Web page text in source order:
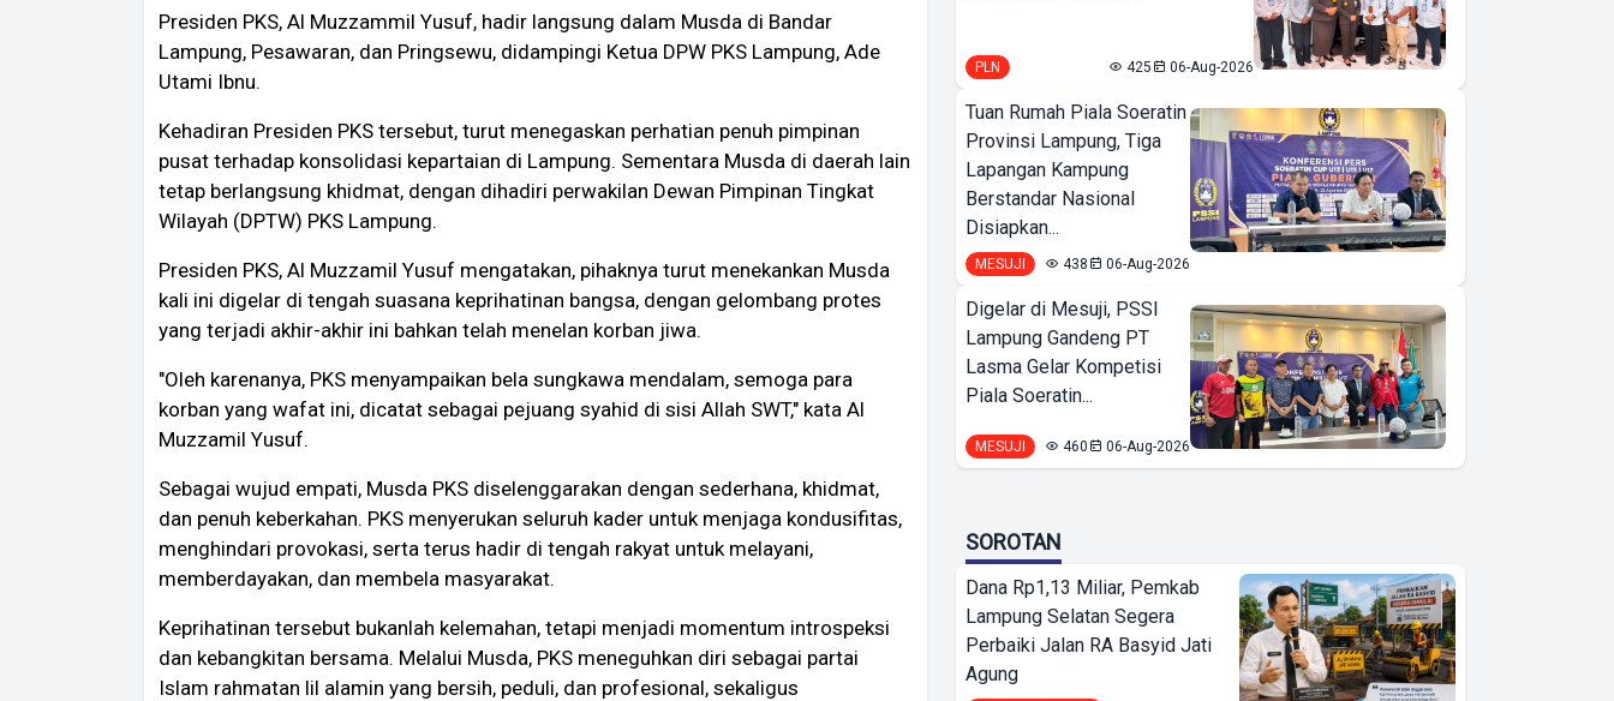
Presiden PKS, Al Muzzammil Yusuf, hadir langsung dalam Musda di Bandar
Lampung, Pesawaran, dan Pringsewu, didampingi Ketua DPW PKS Lampung, Ade
Utami Ibnu.
Kehadiran Presiden PKS tersebut, turut menegaskan perhatian penuh pimpinan
pusat terhadap konsolidasi kepartaian di Lampung. Sementara Musda di daerah lain
tetap berlangsung khidmat, dengan dihadiri perwakilan Dewan Pimpinan Tingkat
Wilayah (DPTW) PKS Lampung.
Presiden PKS, Al Muzzamil Yusuf mengatakan, pihaknya turut menekankan Musda
kali ini digelar di tengah suasana keprihatinan bangsa, dengan gelombang protes
yang terjadi akhir-akhir ini bahkan telah menelan korban jiwa.
"Oleh karenanya, PKS menyampaikan bela sungkawa mendalam, semoga para
korban yang wafat ini, dicatat sebagai pejuang syahid di sisi Allah SWT," kata Al
Muzzamil Yusuf.
Sebagai wujud empati, Musda PKS diselenggarakan dengan sederhana, khidmat,
dan penuh keberkahan. PKS menyerukan seluruh kader untuk menjaga kondusifitas,
menghindari provokasi, serta terus hadir di tengah rakyat untuk melayani,
memberdayakan, dan membela masyarakat.
Keprihatinan tersebut bukanlah kelemahan, tetapi menjadi momentum introspeksi
dan kebangkitan bersama. Melalui Musda, PKS meneguhkan diri sebagai partai
Islam rahmatan lil alamin yang bersih, peduli, dan profesional, sekaligus
PLN 425 06-Aug-2026
Tuan Rumah Piala Soeratin
Provinsi Lampung, Tiga
Lapangan Kampung
Berstandar Nasional
Disiapkan...
MESUJI 438 06-Aug-2026
Digelar di Mesuji, PSSI
Lampung Gandeng PT
Lasma Gelar Kompetisi
Piala Soeratin...
MESUJI 460 06-Aug-2026
SOROTAN
Dana Rp1,13 Miliar, Pemkab
Lampung Selatan Segera
Perbaiki Jalan RA Basyid Jati
Agung